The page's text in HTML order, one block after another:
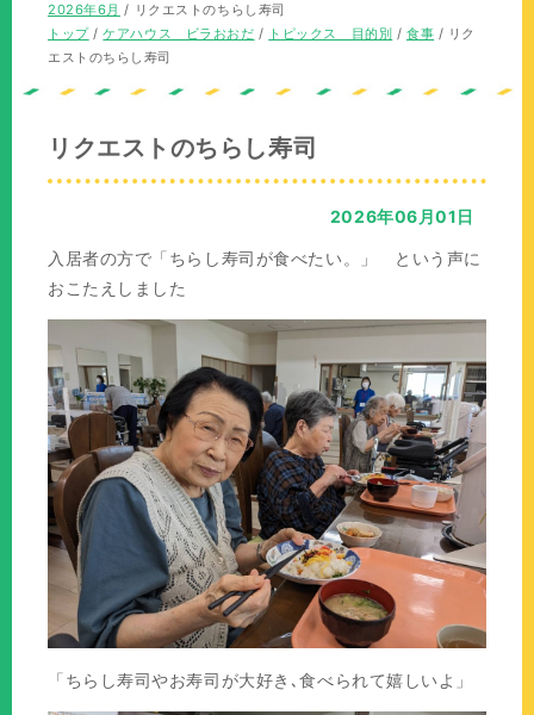
位
置：
在
の
位
2026年6月 / リクエストのちらし寿司
現
在
トップ/ケアハウス ビラおおだ / トピックス 目的別 / 食事 / リク
エストのちらし寿司
リクエストのちらし寿司
2026年06月01日
入居者の方で「ちらし寿司が食べたい。」 という声に
おこたえしました
「ちらし寿司やお寿司が大好き､食べられて嬉しいよ」